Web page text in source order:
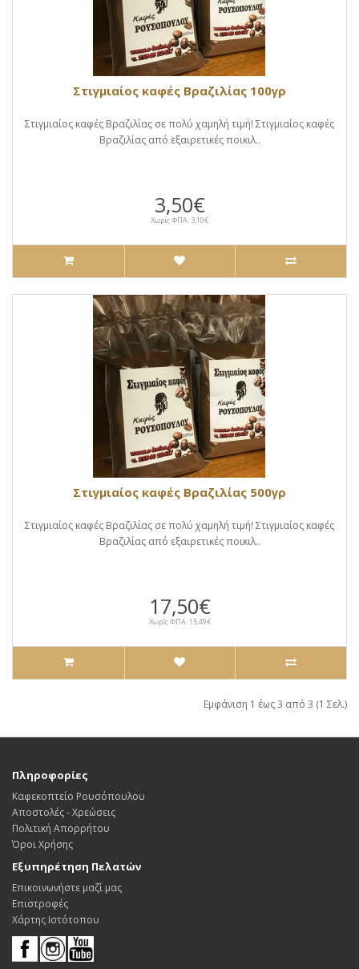
Στιγμιαίος καφές Βραζιλίας 100γρ
Στιγμιαίος καφές Βραζιλίας σε πολύ χαμηλή τιμή! Στιγμιαίος καφές
Βραζιλίας από εξαιρετικές ποικιλ..
3,50€
Χωρίς ΦΠΑ: 3,10€
Στιγμιαίος καφές Βραζιλίας 500γρ
Στιγμιαίος καφές Βραζιλίας σε πολύ χαμηλή τιμή! Στιγμιαίος καφές
Βραζιλίας από εξαιρετικές ποικιλ..
17,50€
Χωρίς ΦΠΑ: 15,49€
Εμφάνιση 1 έως 3 από 3 (1 Σελ.)
Πληροφορίες
Καφεκοπτείο Ρουσόπουλου
Αποστολές - Χρεώσεις
Πολιτική Απορρήτου
Όροι Χρήσης
Εξυπηρέτηση Πελατών
Επικοινωνήστε μαζί μας
Επιστροφές
Χάρτης Ιστότοπου